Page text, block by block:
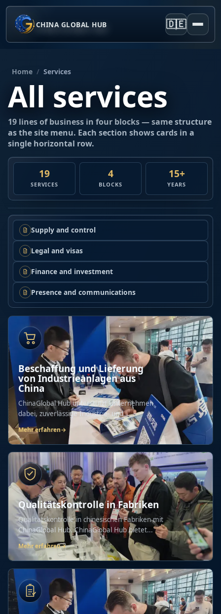
CHINA GLOBAL HUB 🇩🇪
Home / Services
All services
19 lines of business in four blocks — same structure
as the site menu. Each section shows cards in a
single horizontal row.
19
SERVICES
1
4
BLOCKS
2
15+
YEARS
3
Supply and control
Legal and visas
Finance and investment
Presence and communications
Beschaffung und Lieferung
von Industrieanlagen aus
China
ChinaGlobal Hub unterstützt Unternehmen
dabei, zuverlässige Industrie- und
Gewerbeausrüstung...
Mehr erfahren→
Qualitätskontrolle in Fabriken
Qualitätskontrolle in chinesischen Fabriken mit
ChinaGlobal Hub. ChinaGlobal Hub bietet...
Mehr erfahren→